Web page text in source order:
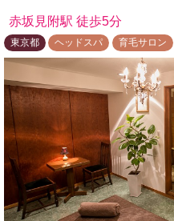
赤坂見附駅 徒歩5分
東京都 ヘッドスパ 育毛サロン